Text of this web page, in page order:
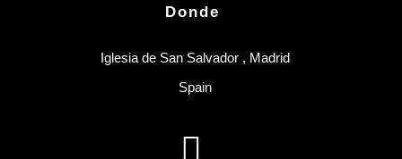
Donde
Iglesia de San Salvador, Madrid
Spain